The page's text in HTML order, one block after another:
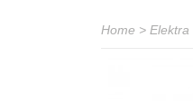
Home > Elektra